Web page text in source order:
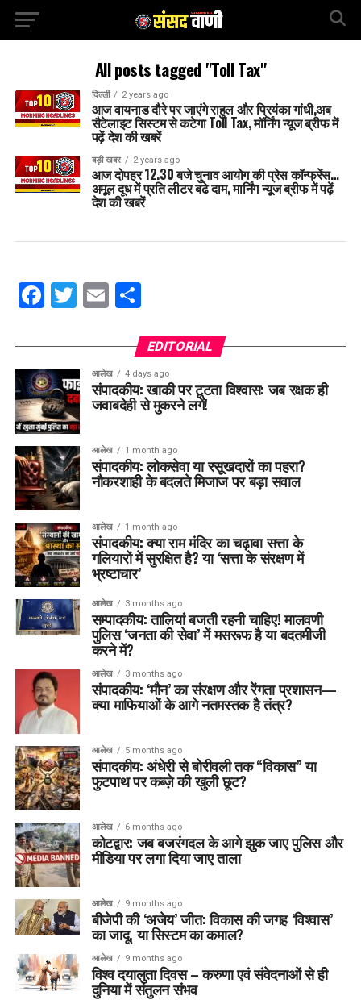
All posts tagged "Toll Tax"
दिल्ली 2 years ago
आज वायनाड दौरे पर जाएंगे राहुल और प्रियंका गांधी,अब
सैटेलाइट सिस्टम से कटेगा Toll Tax, मॉर्निंग न्यूज ब्रीफ में
पढ़ें देश की खबरें
बड़ी खबर 2 years ago
आज दोपहर 12.30 बजे चुनाव आयोग की प्रेस कॉन्फ्रेंस…
अमूल दूध में प्रति लीटर बढे दाम, मार्निंग न्यूज ब्रीफ में पढ़ें
देश की खबरें
Facebook
Twitter
EmailShare
EDITORIAL
आलेख 4 days ago
संपादकीय: खाकी पर टूटता विश्वास: जब रक्षक ही
जवाबदेही से मुकरने लगें!
आलेख 1 month ago
संपादकीय: लोकसेवा या रसूखदारों का पहरा?
नौकरशाही के बदलते मिजाज पर बड़ा सवाल
आलेख 1 month ago
संपादकीय: क्या राम मंदिर का चढ़ावा सत्ता के
गलियारों में सुरक्षित है? या ‘सत्ता के संरक्षण में
भ्रष्टाचार’
आलेख 3 months ago
सम्पादकीय: तालियां बजती रहनी चाहिए! मालवणी
पुलिस ‘जनता की सेवा’ में मसरूफ है या बदतमीजी
करने में?
आलेख 3 months ago
संपादकीय: ‘मौन’ का संरक्षण और रेंगता प्रशासन—
क्या माफियाओं के आगे नतमस्तक है तंत्र?
आलेख 5 months ago
संपादकीय: अंधेरी से बोरीवली तक “विकास” या
फुटपाथ पर कब्ज़े की खुली छूट?
आलेख 6 months ago
कोटद्वार: जब बजरंगदल के आगे झुक जाए पुलिस और
मीडिया पर लगा दिया जाए ताला
आलेख 9 months ago
बीजेपी की ‘अजेय’ जीत: विकास की जगह ‘विश्वास’
का जादू, या सिस्टम का कमाल?
आलेख 9 months ago
विश्व दयालुता दिवस – करुणा एवं संवेदनाओं से ही
दुनिया में संतुलन संभव